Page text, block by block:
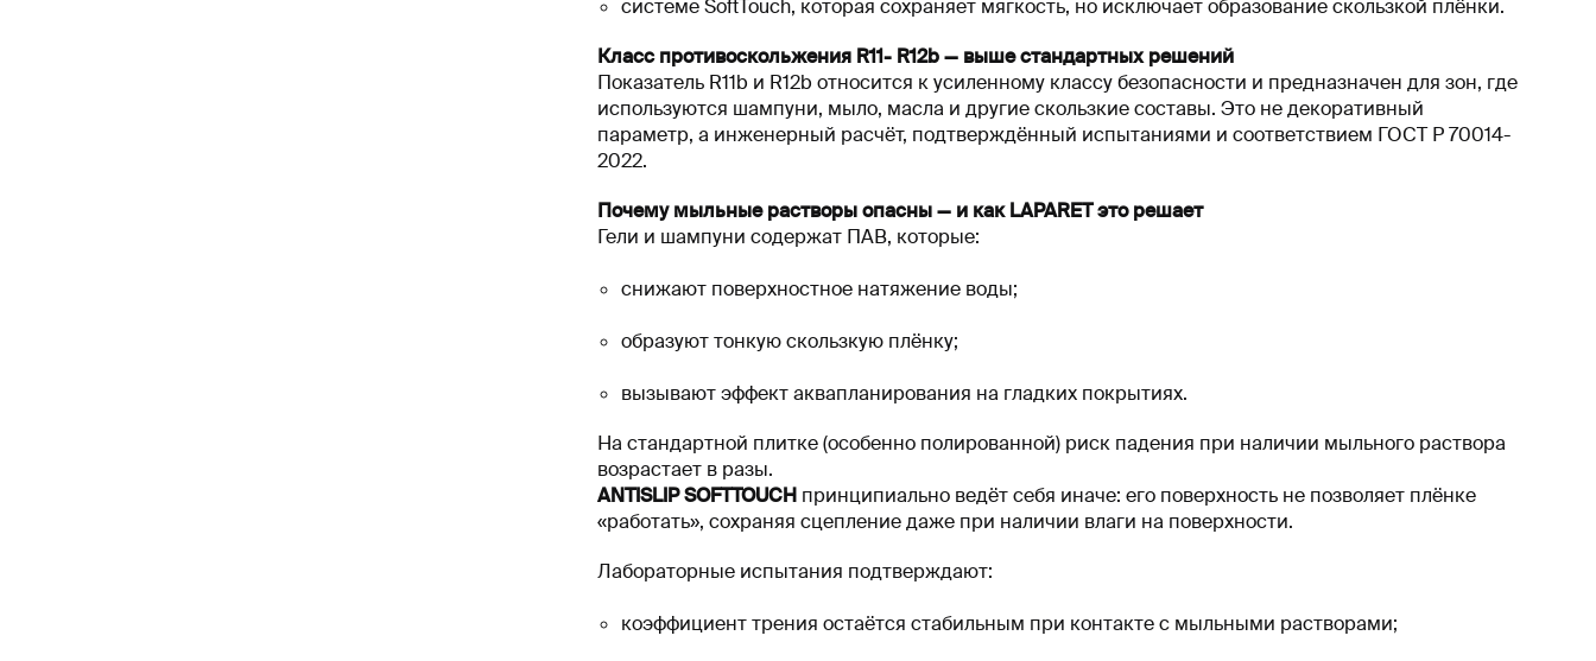
системе SoftTouch, которая сохраняет мягкость, но исключает образование скользкой плёнки.
Класс противоскольжения R11- R12b — выше стандартных решений
Показатель R11b и R12b относится к усиленному классу безопасности и предназначен для зон, где
используются шампуни, мыло, масла и другие скользкие составы. Это не декоративный
параметр, а инженерный расчёт, подтверждённый испытаниями и соответствием ГОСТ Р 70014-
2022.
Почему мыльные растворы опасны — и как LAPARET это решает
Гели и шампуни содержат ПАВ, которые:
снижают поверхностное натяжение воды;
образуют тонкую скользкую плёнку;
вызывают эффект аквапланирования на гладких покрытиях.
На стандартной плитке (особенно полированной) риск падения при наличии мыльного раствора
возрастает в разы.
ANTISLIP SOFTTOUCH принципиально ведёт себя иначе: его поверхность не позволяет плёнке
«работать», сохраняя сцепление даже при наличии влаги на поверхности.
Лабораторные испытания подтверждают:
коэффициент трения остаётся стабильным при контакте с мыльными растворами;